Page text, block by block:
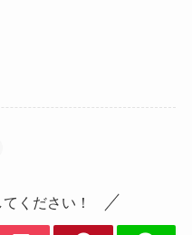
ください！